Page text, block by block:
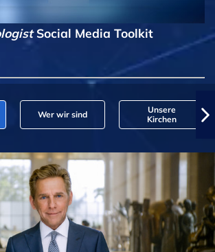
Social Media Toolkit
Wer wir sind
Unsere
Kirchen